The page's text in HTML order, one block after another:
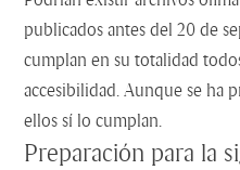
publicados antes del 20 de
cumplan en su totalidad
accesibilidad. Aunque se ha
ellos sí lo cumplan.
Preparación para la